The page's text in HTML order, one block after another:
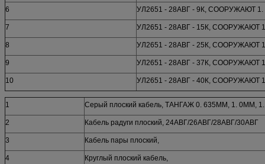
6 УЛ2651 - 28АВГ - 9К, СООРУЖАЮТ
7 УЛ2651 - 28АВГ - 15К, СООРУЖАЮТ
8 УЛ2651 - 28АВГ - 25К, СООРУЖАЮТ
9 УЛ2651 - 28АВГ - 37К, СООРУЖАЮТ
10 УЛ2651 - 28АВГ - 40К, СООРУЖАЮТ
1 Серый плоский кабель, ТАНГАЖ 0. 635ММ, 1. 0ММ,
2 Кабель радуги плоский, 24АВГ/26АВГ/28АВГ/30АВГ
3 Кабель пары плоский,
4 Круглый плоский кабель,